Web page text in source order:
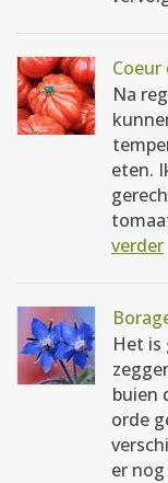
Na
eten.
verder
Het is
buien
orde
er